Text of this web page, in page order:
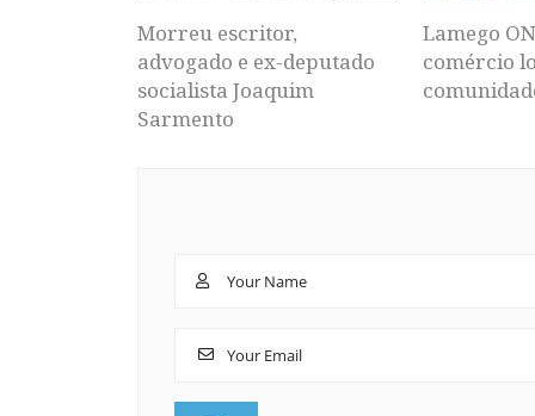
Morreu escritor,
advogado e ex-deputado
socialista Joaquim
Sarmento
Lamego
comércio